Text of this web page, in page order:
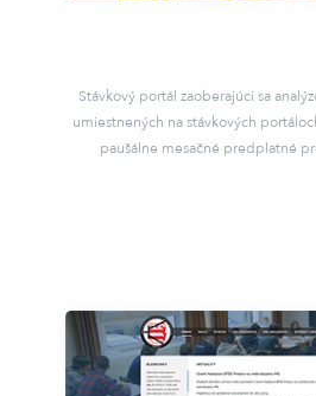
Stávkový portál zaoberajúci sa
umiestnených na stávkových
paušálne mesačné predplatné